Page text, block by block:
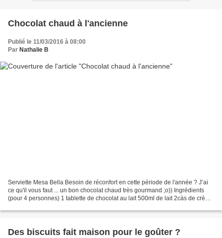
Chocolat chaud à l'ancienne
Publié le 11/03/2016 à 08:00
Par Nathalie B
Serviette Mesa Bella Besoin de réconfort en cette période de l'année ? J’ai
ce qu'il vous faut ... un bon chocolat chaud très gourmand ;o)) Ingrédients
(pour 4 personnes) 1 tablette de chocolat au lait 500ml de lait 2càs de crème
Des biscuits fait maison pour le goûter ?